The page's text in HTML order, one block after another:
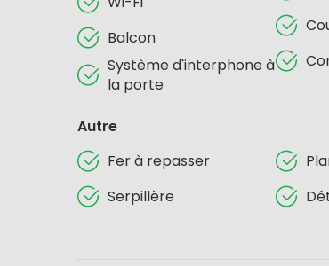
Balcon
Système d'interphone à
la porte
Autre
Fer à repasser
Serpillère